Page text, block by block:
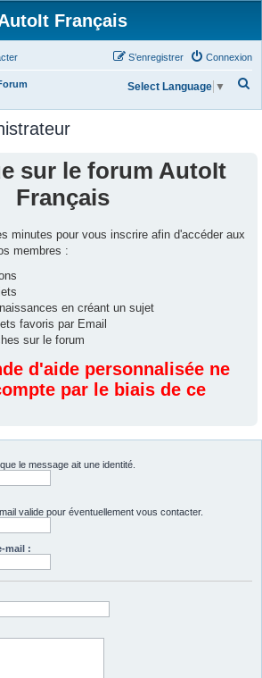
Français
Connexion
S’enregistrer
Select Language ▼
sur le forum AutoIt
Français
minutes pour vous inscrire afin d'accéder aux
membres :
en créant un sujet
favoris par Email
sur le forum
d'aide personnalisée ne
par le biais de ce
le message ait une identité.
valide pour éventuellement vous contacter.
mail :